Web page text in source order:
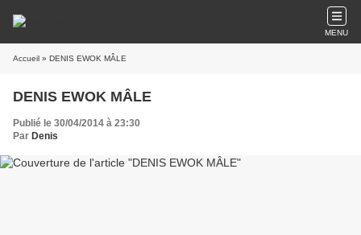
MENU
Accueil » DENIS EWOK MÂLE
DENIS EWOK MÂLE
Publié le 30/04/2014 à 23:30
Par Denis